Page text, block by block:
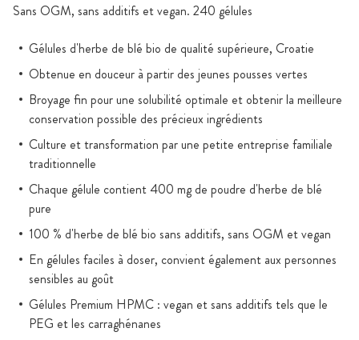
Sans OGM, sans additifs et vegan. 240 gélules
Gélules d'herbe de blé bio de qualité supérieure, Croatie
Obtenue en douceur à partir des jeunes pousses vertes
Broyage fin pour une solubilité optimale et obtenir la meilleure
conservation possible des précieux ingrédients
Culture et transformation par une petite entreprise familiale
traditionnelle
Chaque gélule contient 400 mg de poudre d'herbe de blé
pure
100 % d'herbe de blé bio sans additifs, sans OGM et vegan
En gélules faciles à doser, convient également aux personnes
sensibles au goût
Gélules Premium HPMC : vegan et sans additifs tels que le
PEG et les carraghénanes